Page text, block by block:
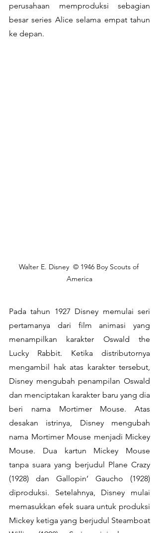
perusahaan memproduksi sebagian
besar series Alice selama empat tahun
ke depan.
Walter E. Disney  © 1946 Boy Scouts of
America
Pada tahun 1927 Disney memulai seri
pertamanya dari film animasi yang
menampilkan karakter Oswald the
Lucky Rabbit. Ketika distributornya
mengambil hak atas karakter tersebut,
Disney mengubah penampilan Oswald
dan menciptakan karakter baru yang dia
beri nama Mortimer Mouse. Atas
desakan istrinya, Disney mengubah
nama Mortimer Mouse menjadi Mickey
Mouse. Dua kartun Mickey Mouse
tanpa suara yang berjudul Plane Crazy
(1928) dan Gallopin’ Gaucho (1928)
diproduksi. Setelahnya, Disney mulai
memasukkan efek suara untuk produksi
Mickey ketiga yang berjudul Steamboat